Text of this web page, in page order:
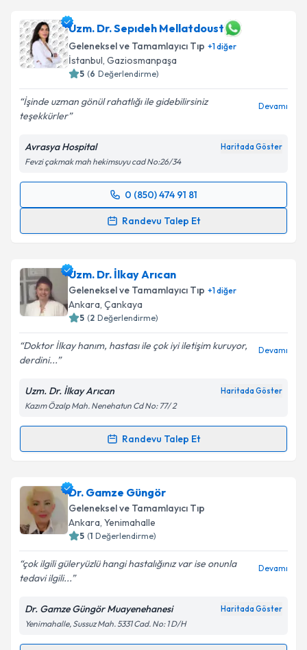
Uzm. Dr. Sepıdeh Mellatdoust
Geleneksel ve Tamamlayıcı Tıp +1diğer
İstanbul, Gaziosmanpaşa
5 (6 Değerlendirme)
İşinde uzman gönül rahatlığı ile gidebilirsiniz
teşekkürler
Devamı
Avrasya Hospital Haritada Göster
Fevzi çakmak mah hekimsuyu cad No:26/34
0 (850) 474 91 81
Randevu Talep Et
Randevu Takvimi Talebi
için bir takvim hazırlandığında e-posta ile
bilgilendireceğiz.
E-posta Adresiniz
Kişisel verilerimin işlenmesine ilişkin
Metni'ni okudum ve kişisel verilerimin belirtilen
kapsamda işlenmesini kabul ediyorum.
Takvim Talebini Gönder
Uzm. Dr. İlkay Arıcan
Geleneksel ve Tamamlayıcı Tıp +1diğer
Ankara, Çankaya
5 (2 Değerlendirme)
Doktor İlkay hanım, hastası ile çok iyi iletişim kuruyor,
derdini...
Devamı
Uzm. Dr. İlkay Arıcan Haritada Göster
Kazım Özalp Mah. Nenehatun Cd No: 77/ 2
Randevu Talep Et
Randevu Takvimi Talebi
Uzm. Dr. İlkay Arıcaniçin randevu takvimi talebi
oluşturun. Size bu uzmandan randevu almanız için bir
takvim hazırlandığında e-posta ile bilgilendireceğiz.
Kişisel verilerimin işlenmesine ilişkin
Aydınlatma
Metni'ni okudum ve kişisel verilerimin belirtilen
kapsamda işlenmesini kabul ediyorum.
Dr. Gamze Güngör
Geleneksel ve Tamamlayıcı Tıp
Ankara, Yenimahalle
5 (1 Değerlendirme)
çok ilgili güleryüzlü hangi hastalığınız var ise onunla
tedavi ilgili...
Devamı
Dr. Gamze Güngör Muayenehanesi Haritada Göster
Yenimahalle, Sussuz Mah. 5331 Cad. No: 1 D/H